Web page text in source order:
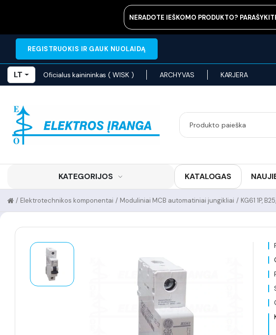
NERADOTE IEŠKOMO PRODUKTO?
REGISTRUOKIS IR GAUK NUOLAIDĄ
LT Oficialus kainininkas ( WISK ) ARCHYVAS KARJERA
KATEGORIJOS KATALOGAS
KG61 1P,
/
Moduliniai MCB automatiniai jungikliai
/
Elektrotechnikos komponentai
/